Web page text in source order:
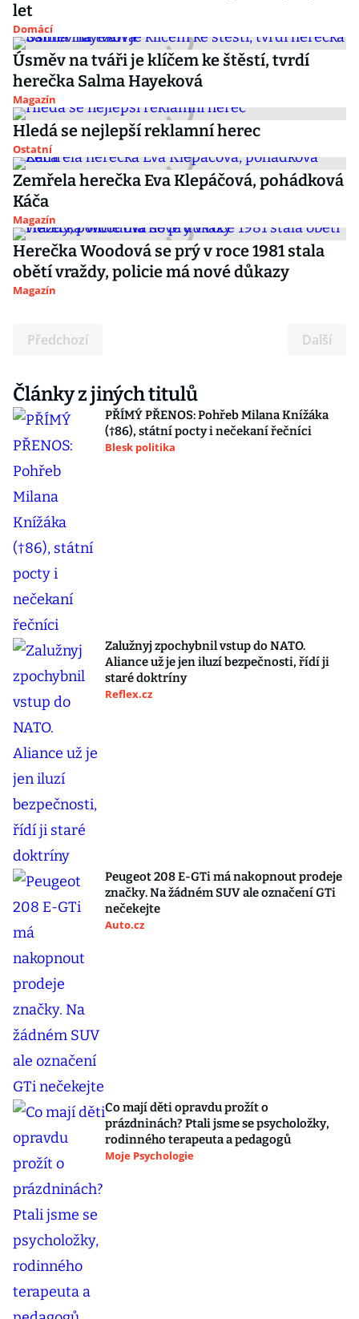
let
Domácí
Úsměv na tváři je klíčem ke štěstí, tvrdí
herečka Salma Hayeková
Magazín
Hledá se nejlepší reklamní herec
Ostatní
Zemřela herečka Eva Klepáčová, pohádková
Káča
Magazín
Herečka Woodová se prý v roce 1981 stala
obětí vraždy, policie má nové důkazy
Magazín
Předchozí Další
Články z jiných titulů
PŘÍMÝ PŘENOS: Pohřeb Milana Knížáka
(†86), státní pocty i nečekaní řečníci
Blesk politika
Zalužnyj zpochybnil vstup do NATO.
Aliance už je jen iluzí bezpečnosti, řídí ji
staré doktríny
Reflex.cz
Peugeot 208 E-GTi má nakopnout prodeje
značky. Na žádném SUV ale označení GTi
nečekejte
Auto.cz
Co mají děti opravdu prožít o
prázdninách? Ptali jsme se psycholožky,
rodinného terapeuta a pedagogů
Moje Psychologie